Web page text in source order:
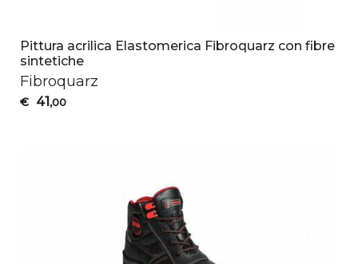
Pittura acrilica Elastomerica Fibroquarz con fibre
sintetiche
Fibroquarz
€ 41 ,00